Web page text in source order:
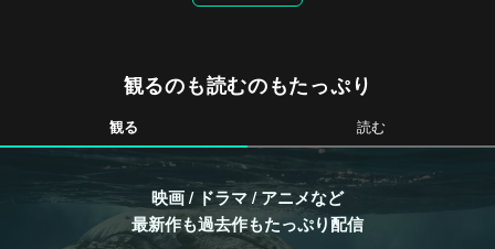
観るのも読むのもたっぷり
観る 読む
映画 / ドラマ / アニメなど
最新作も過去作もたっぷり配信